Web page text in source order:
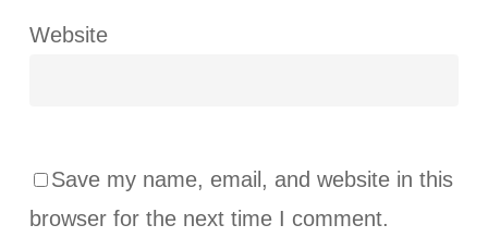
Website
Save my name, email, and website in this
browser for the next time I comment.